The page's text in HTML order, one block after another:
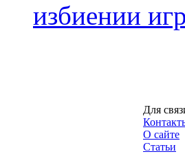
избиении
Для
О сайте
Статьи